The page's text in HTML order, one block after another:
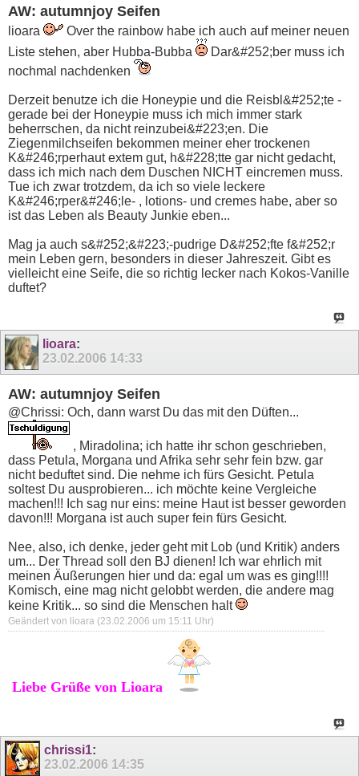
AW: autumnjoy Seifen
lioara
Over the rainbow habe ich auch auf meiner neuen
Liste stehen, aber Hubba-Bubba
Dar&#252;ber muss ich
nochmal nachdenken
Derzeit benutze ich die Honeypie und die Reisbl&#252;te -
gerade bei der Honeypie muss ich mich immer stark
beherrschen, da nicht reinzubei&#223;en. Die
Ziegenmilchseifen bekommen meiner eher trockenen
K&#246;rperhaut extem gut, h&#228;tte gar nicht gedacht,
dass ich mich nach dem Duschen NICHT eincremen muss.
Tue ich zwar trotzdem, da ich so viele leckere
K&#246;rper&#246;le- , lotions- und cremes habe, aber so
ist das Leben als Beauty Junkie eben...
Mag ja auch s&#252;&#223;-pudrige D&#252;fte f&#252;r
mein Leben gern, besonders in dieser Jahreszeit. Gibt es
vielleicht eine Seife, die so richtig lecker nach Kokos-Vanille
duftet?
lioara:
23.02.2006 14:33
AW: autumnjoy Seifen
@Chrissi: Och, dann warst Du das mit den Düften...
, Miradolina; ich hatte ihr schon geschrieben,
dass Petula, Morgana und Afrika sehr sehr fein bzw. gar
nicht beduftet sind. Die nehme ich fürs Gesicht. Petula
soltest Du ausprobieren... ich möchte keine Vergleiche
machen!!! Ich sag nur eins: meine Haut ist besser geworden
davon!!! Morgana ist auch super fein fürs Gesicht.
Nee, also, ich denke, jeder geht mit Lob (und Kritik) anders
um... Der Thread soll den BJ dienen! Ich war ehrlich mit
meinen Äußerungen hier und da: egal um was es ging!!!!
Komisch, eine mag nicht gelobbt werden, die andere mag
keine Kritik... so sind die Menschen halt
Geändert von lioara (23.02.2006 um 15:11 Uhr)
Liebe Grüße von Lioara
chrissi1:
23.02.2006 14:35